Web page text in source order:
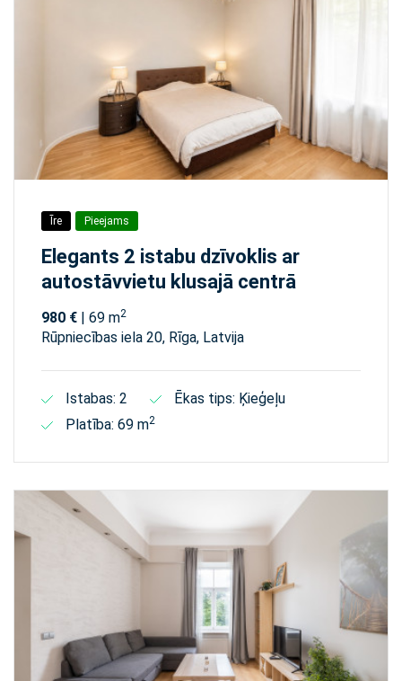
Īre Pieejams
Elegants 2 istabu dzīvoklis ar
autostāvvietu klusajā centrā
980 € | 69 m2
Rūpniecības iela 20, Rīga, Latvija
Istabas: 2
Ēkas tips: Ķieģeļu
Platība: 69 m2